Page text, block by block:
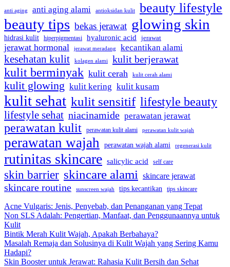
anti aging anti aging alami antioksidan kulit beauty lifestyle
beauty tips bekas jerawat glowing skin
hidrasi kulit hiperpigmentasi hyaluronic acid jerawat
jerawat hormonal jerawat meradang kecantikan alami
kesehatan kulit kolagen alami kulit berjerawat
kulit berminyak kulit cerah kulit cerah alami
kulit glowing kulit kering kulit kusam
kulit sehat kulit sensitif lifestyle beauty
lifestyle sehat niacinamide perawatan jerawat
perawatan kulit perawatan kulit alami perawatan kulit wajah
perawatan wajah perawatan wajah alami regenerasi kulit
rutinitas skincare salicylic acid self care
skin barrier skincare alami skincare jerawat
skincare routine sunscreen wajah tips kecantikan tips skincare
Acne Vulgaris: Jenis, Penyebab, dan Penanganan yang Tepat
Non SLS Adalah: Pengertian, Manfaat, dan Penggunaannya untuk
Kulit
Bintik Merah Kulit Wajah, Apakah Berbahaya?
Masalah Remaja dan Solusinya di Kulit Wajah yang Sering Kamu
Hadapi?
Skin Booster untuk Jerawat: Rahasia Kulit Bersih dan Sehat